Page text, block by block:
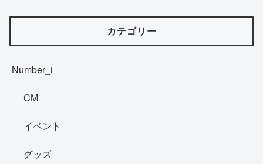
カテゴリー
Number_i
CM
イベント
グッズ